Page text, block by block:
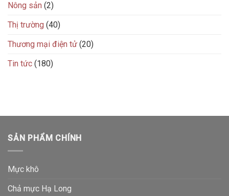
Nông sản (2)
Thị trường (40)
Thương mại điện tử (20)
Tin tức (180)
SẢN PHẨM CHÍNH
Mực khô
Chả mực Hạ Long